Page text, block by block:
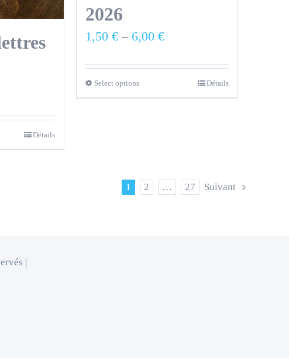
Détails
2026
1,50 €– 6,00 €
Select options Détails
1 2 … 27 Suivant
|